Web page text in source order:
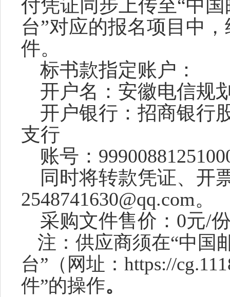
付凭证同步上传至“中
台”对应的报名项目中
件。
标书款指定账户：
开户名：安徽电信规
开户银行：招商银行
支行
账号：
同时将转款凭证、开
2548741630@qq.com。
采购文件售价： 0元/
注： 供应商须在“中国
台”（网址：https://
件”的操作。